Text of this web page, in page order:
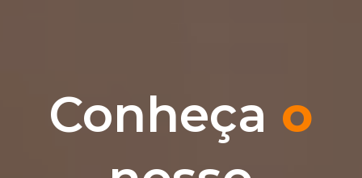
Conheça o